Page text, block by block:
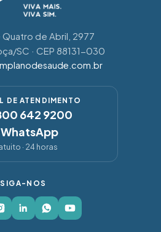
Quatro de Abril, 2977
SC · CEP 88131-030
DE ATENDIMENTO
642 9200
WhatsApp
· 24 horas
SIGA-NOS